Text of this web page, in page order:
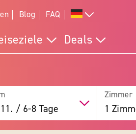
Blog FAQ
Deals
/ 6-8 Tage
Zimmer
1